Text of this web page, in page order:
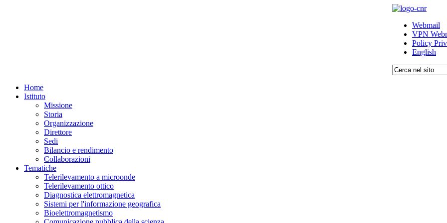
Webmail
VPN
Policy
English
Home
Istituto
Missione
Storia
Organizzazione
Direttore
Sedi
Bilancio e rendimento
Collaborazioni
Tematiche
Telerilevamento a microonde
Telerilevamento ottico
Diagnostica elettromagnetica
Sistemi per l'informazione geografica
Bioelettromagnetismo